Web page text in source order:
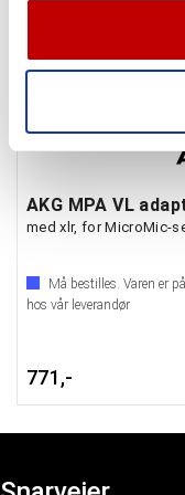
vårt, med partnerne
annonsering og
med annen
med xlr, for MicroMic-
Må bestilles. Varen er
hos vår leverandør
771,-